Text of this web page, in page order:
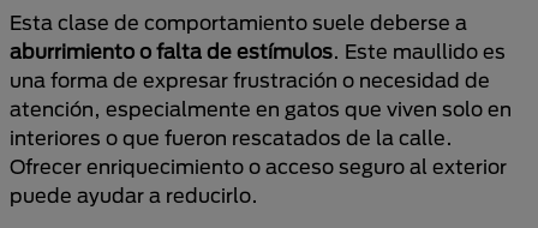
Esta clase de comportamiento suele deberse a
aburrimiento o falta de estímulos. Este maullido es
una forma de expresar frustración o necesidad de
atención, especialmente en gatos que viven solo en
interiores o que fueron rescatados de la calle.
Ofrecer enriquecimiento o acceso seguro al exterior
puede ayudar a reducirlo.